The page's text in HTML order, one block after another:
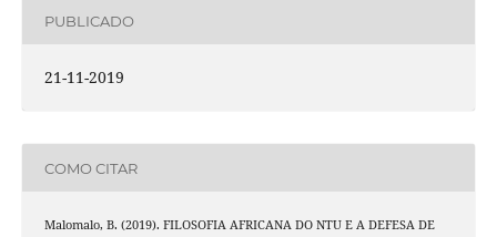
PUBLICADO
21-11-2019
COMO CITAR
Malomalo, B. (2019). FILOSOFIA AFRICANA DO NTU E A DEFESA DE